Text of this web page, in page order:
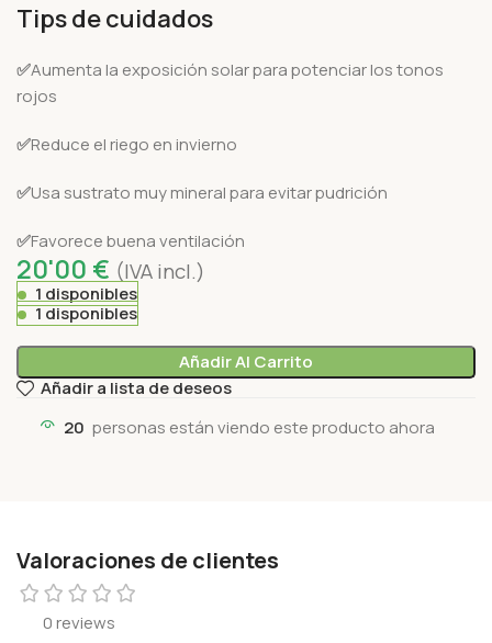
Tips de cuidados
✅Aumenta la exposición solar para potenciar los tonos
rojos
✅Reduce el riego en invierno
✅Usa sustrato muy mineral para evitar pudrición
✅Favorece buena ventilación
20'00 € (IVA incl.)
1 disponibles
1 disponibles
Añadir Al Carrito
Añadir a lista de deseos
20 personas están viendo este producto ahora
Valoraciones de clientes
0 reviews